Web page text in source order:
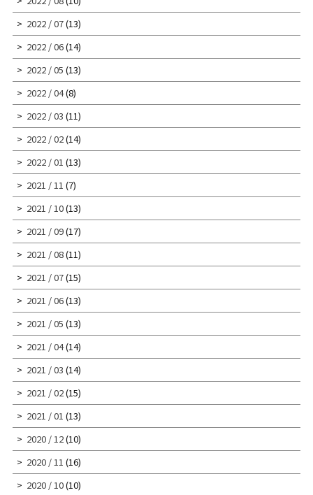
2022 / 07(13)
2022 / 06(14)
2022 / 05 (13)
2022 / 04(8)
2022 / 03 (11)
2022 / 02(14)
2022 / 01 (13)
2021 / 11 (7)
2021 / 10(13)
2021 / 09(17)
2021 / 08(11)
2021 / 07(15)
2021 / 06(13)
2021 / 05 (13)
2021 / 04(14)
2021 / 03 (14)
2021 / 02(15)
2021 / 01 (13)
2020 / 12(10)
2020 / 11 (16)
2020 / 10(10)